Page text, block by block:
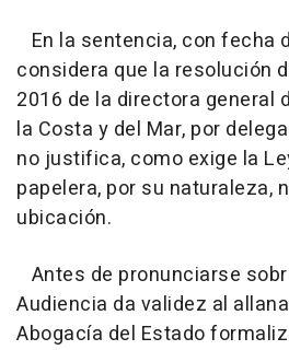
En la sentencia, con fecha
considera que la resolución
2016 de la directora general
la Costa y del Mar, por
no justifica, como exige la
papelera, por su naturaleza,
ubicación.
Antes de pronunciarse
Audiencia da validez al
Abogacía del Estado